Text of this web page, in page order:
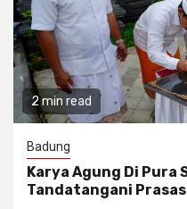
2 min read
Badung
Karya Agung Di Pura
Tandatangani